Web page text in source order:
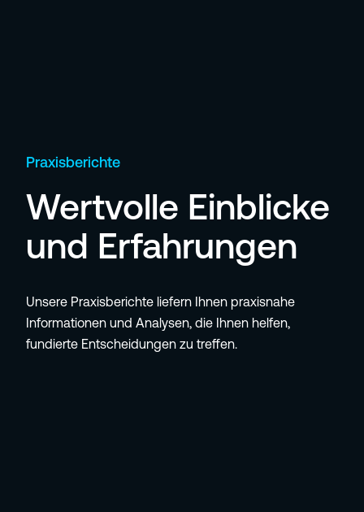
Praxisberichte
Wertvolle Einblicke
und Erfahrungen
Unsere Praxisberichte liefern Ihnen praxisnahe
Informationen und Analysen, die Ihnen helfen,
fundierte Entscheidungen zu treffen.